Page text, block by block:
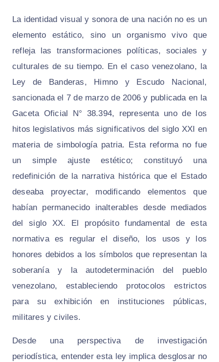
La identidad visual y sonora de una nación no es un
elemento estático, sino un organismo vivo que
refleja las transformaciones políticas, sociales y
culturales de su tiempo. En el caso venezolano, la
Ley de Banderas, Himno y Escudo Nacional,
sancionada el 7 de marzo de 2006 y publicada en la
Gaceta Oficial N° 38.394, representa uno de los
hitos legislativos más significativos del siglo XXI en
materia de simbología patria. Esta reforma no fue
un simple ajuste estético; constituyó una
redefinición de la narrativa histórica que el Estado
deseaba proyectar, modificando elementos que
habían permanecido inalterables desde mediados
del siglo XX. El propósito fundamental de esta
normativa es regular el diseño, los usos y los
honores debidos a los símbolos que representan la
soberanía y la autodeterminación del pueblo
venezolano, estableciendo protocolos estrictos
para su exhibición en instituciones públicas,
militares y civiles.
Desde una perspectiva de investigación
periodística, entender esta ley implica desglosar no